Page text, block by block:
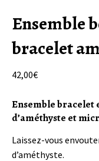
Ensemble
bracelet
42,00€
Ensemble bracelet
d’améthyste et
Laissez-vous
d’améthyste.